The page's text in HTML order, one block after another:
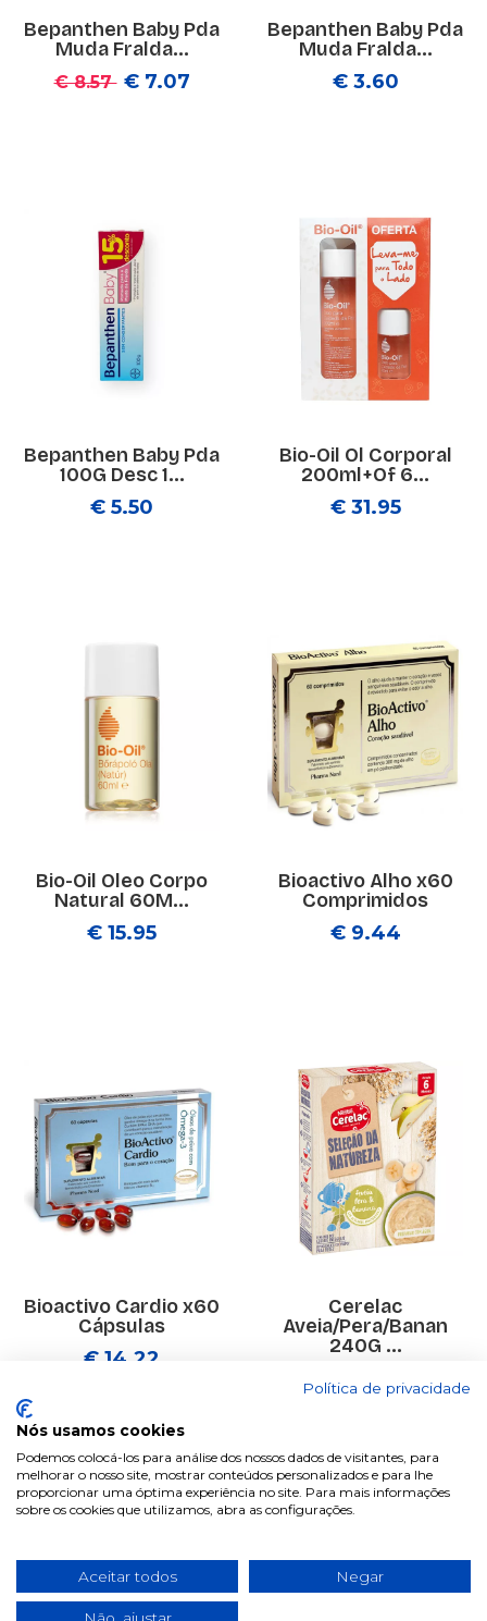
Bepanthen Baby Pda
Muda Fralda...
€ 8.57 € 7.07
Bepanthen Baby Pda
Muda Fralda...
€ 3.60
Bepanthen Baby Pda
100G Desc 1...
€ 5.50
Bio-Oil Ol Corporal
200ml+Of 6...
€ 31.95
Bio-Oil Oleo Corpo
Natural 60M...
€ 15.95
Bioactivo Alho x60
Comprimidos
€ 9.44
Bioactivo Cardio x60
Cápsulas
€ 14.22
Cerelac
Aveia/Pera/Banan
240G ...
€ 4.36
Anterior
1 2 3 4 5 6 ... 26
Política de privacidade
Nós usamos cookies
Podemos colocá-los para análise dos nossos dados de visitantes, para
melhorar o nosso site, mostrar conteúdos personalizados e para lhe
proporcionar uma óptima experiência no site. Para mais informações
sobre os cookies que utilizamos, abra as configurações.
Aceitar todos Negar